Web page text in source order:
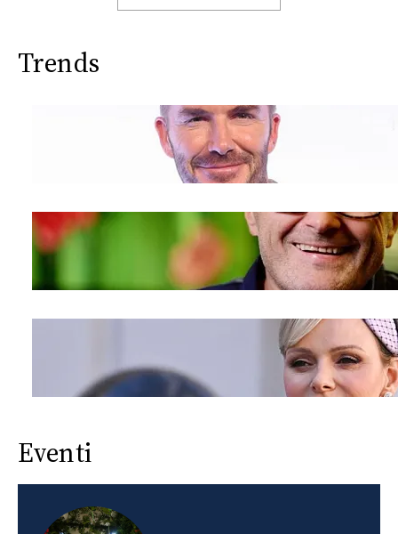
Trends
Eventi